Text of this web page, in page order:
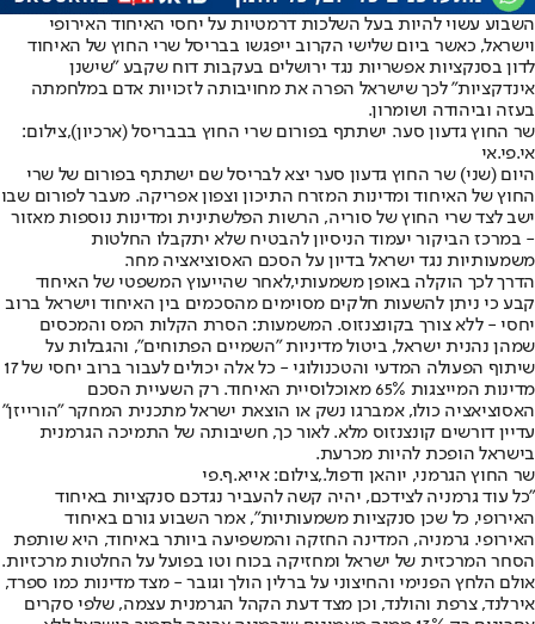
השבוע עשוי להיות בעל השלכות דרמטיות על יחסי האיחוד האירופי
וישראל, כאשר ביום שלישי הקרוב ייפגשו בבריסל שרי החוץ של האיחוד
לדון בסנקציות אפשריות נגד ירושלים בעקבות דוח שקבע ״שישנן
אינדקציות״ לכך שישראל הפרה את מחויבותה לזכויות אדם במלחמתה
בעזה וביהודה ושומרון.
שר החוץ גדעון סער. ישתתף בפורום שרי החוץ בבבריסל (ארכיון),צילום:
אי.פי.אי
היום (שני) שר החוץ גדעון סער יצא לבריסל שם ישתתף בפורום של שרי
החוץ של האיחוד ומדינות המזרח התיכון וצפון אפריקה. מעבר לפורום שבו
ישב לצד שרי החוץ של סוריה, הרשות הפלשתינית ומדינות נוספות מאזור
- במרכז הביקור יעמוד הניסיון להבטיח שלא יתקבלו החלטות
משמעותיות נגד ישראל בדיון על הסכם האסוציאציה מחר.
הדרך לכך הוקלה באופן משמעותי,לאחר שהייעוץ המשפטי של האיחוד
קבע כי ניתן להשעות חלקים מסוימים מהסכמים בין האיחוד וישראל ברוב
יחסי - ללא צורך בקונצנזוס. המשמעות: הסרת הקלות המס והמכסים
שמהן נהנית ישראל, ביטול מדיניות ״השמיים הפתוחים״, והגבלות על
שיתוף הפעולה המדעי והטכנולוגי - כל אלה יכולים לעבור ברוב יחסי של 17
מדינות המייצגות 65% מאוכלוסיית האיחוד. רק השעיית הסכם
האסוציאציה כולו, אמברגו נשק או הוצאת ישראל מתכנית המחקר ״הורייזן״
עדיין דורשים קונצנזוס מלא. לאור כך, חשיבותה של התמיכה הגרמנית
בישראל הופכת להיות מכרעת.
שר החוץ הגרמני, יוהאן ודפול.,צילום: אייא.ף.פי
״כל עוד גרמניה לצידכם, יהיה קשה להעביר נגדכם סנקציות באיחוד
האירופי, כל שכן סנקציות משמעותיות״, אמר השבוע גורם באיחוד
האירופי. גרמניה, המדינה החזקה והמשפיעה ביותר באיחוד, היא שותפת
הסחר המרכזית של ישראל ומחזיקה בכוח וטו בפועל על החלטות מרכזיות.
אולם הלחץ הפנימי והחיצוני על ברלין הולך וגובר - מצד מדינות כמו ספרד,
אירלנד, צרפת והולנד, וכן מצד דעת הקהל הגרמנית עצמה, שלפי סקרים